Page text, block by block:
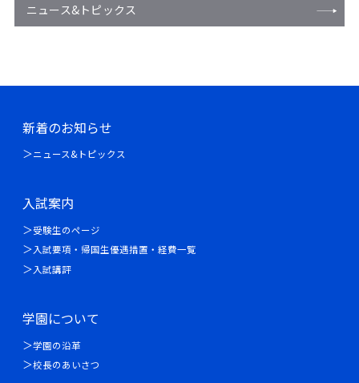
ニュース&トピックス
新着のお知らせ
ニュース&トピックス
入試案内
受験生のページ
入試要項・帰国生優遇措置・経費一覧
入試講評
学園について
学園の沿革
校長のあいさつ